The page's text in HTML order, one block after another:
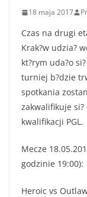
18 maja 2017
Czas na drugi
Krak?w udzia?
kt?rym uda?o
turniej b?dzie
spotkania
zakwalifikuje
kwalifikacji PGL.
Mecze
godzinie 19:00):
Heroic vs